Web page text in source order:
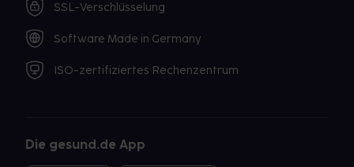
SSL-Verschlüsselung
Software Made in Germany
ISO-zertifiziertes Rechenzentrum
Die gesund.de App